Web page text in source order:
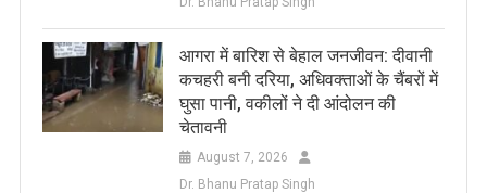
आगरा में बारिश से बेहाल जनजीवन: दीवानी
कचहरी बनी दरिया, अधिवक्ताओं के चैंबरों में
घुसा पानी, वकीलों ने दी आंदोलन की
चेतावनी
August 7, 2026
Dr. Bhanu Pratap Singh